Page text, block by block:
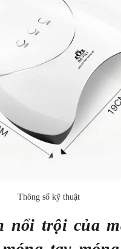
Thông số kỹ thuật
nổi trội của